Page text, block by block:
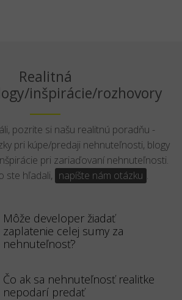
Realitná
inšpirácie/rozhovory
pozrite si našu realitnú poradňu -
pri kúpe/predaji nehnuteľnosti, blogy
pri zariaďovaní nehnuteľnosti.
ste hľadali, napíšte nám otázku .
Môže developer žiadať
zaplatenie celej sumy za
nehnuteľnosť?
Čo ak sa nehnuteľnosť realitke
nepodarí predať